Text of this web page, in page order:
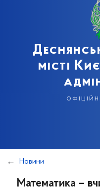
місті
Новини
Математика –